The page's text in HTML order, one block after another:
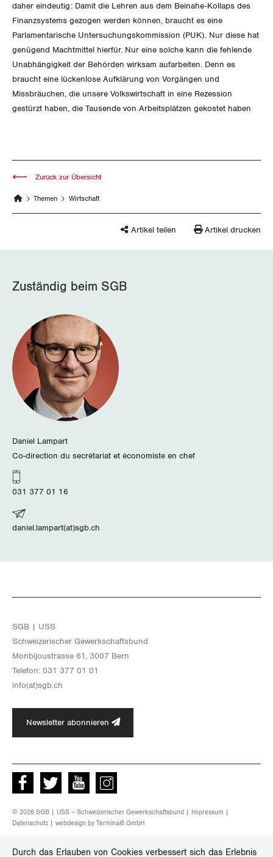
Durch das Erlauben von Cookies verbessert sich das Erlebnis
Jugendkommission
Migrationskommission
Queer-Kommission
Rentner:innen-Kommission
Beide Basel
Freiburg
Genf
Luzern
Schaffhausen
Schwyz
St. Gallen-Appenzell
Solothurn
Tessin
Waadt
OFFENE STELLEN
AGENDA
Vernehmlassungen
Bücher/Broschüren
daher eindeutig: Damit die Lehren aus dem Beinahe-Kollaps des
Finanzsystems gezogen werden können, braucht es eine
Parlamentarische Untersuchungskommission (PUK). Nur diese hat
genügend Machtmittel hierfür. Nur eine solche kann die fehlende
Unabhängigkeit der Behörden wirksam aufarbeiten. Denn es
braucht eine lückenlose Aufklärung von Vorgängen und
Missbräuchen, die unsere Volkswirtschaft in eine Rezession
gestürzt haben, die Tausende von Arbeitsplätzen gekostet haben
Themen Wirtschaft
Zurück zur Übersicht
Artikel teilen Artikel drucken
Zuständig beim SGB
Daniel Lampart
Co-direction du secrétariat et économiste en chef
031 377 01 16
daniel.lampart(at)sgb.ch
SGB | USS
Schwei­ze­ri­scher Ge­werk­schafts­bund
Mon­bi­joustras­se 61, 3007 Bern
Te­le­fon: 031 377 01 01
info(at)​sgb.​ch
Newsletter abonnieren
Facebook Twitter Youtube instagram
© 2026 SGB | USS – Schweizerischer Gewerkschaftsbund | Impressum
Datenschutz | webdesign by Terminal8 GmbH